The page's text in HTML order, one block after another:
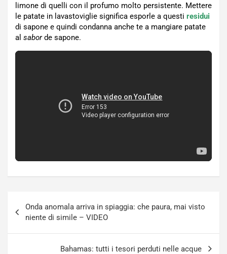
limone di quelli con il profumo molto persistente. Mettere
le patate in lavastoviglie significa esporle a questi residui
di sapone e quindi condanna anche te a mangiare patate
al saborde sapone.
articoli
Onda anomala arriva in spiaggia: che paura, mai visto
niente di simile – VIDEO
Bahamas: tutti i tesori perduti nelle acque